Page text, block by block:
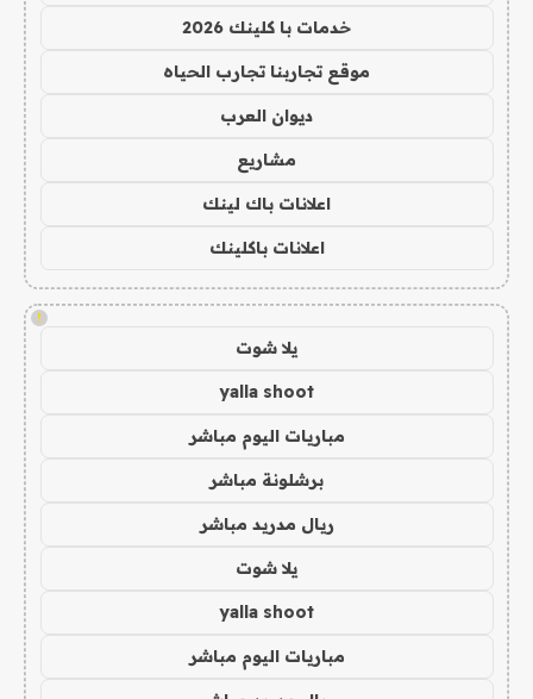
خدمات با كلينك 2026
موقع تجاربنا تجارب الحياه
ديوان العرب
مشاريع
اعلانات باك لينك
اعلانات باكلينك
!
يلا شوت
yalla shoot
مباريات اليوم مباشر
برشلونة مباشر
ريال مدريد مباشر
يلا شوت
yalla shoot
مباريات اليوم مباشر